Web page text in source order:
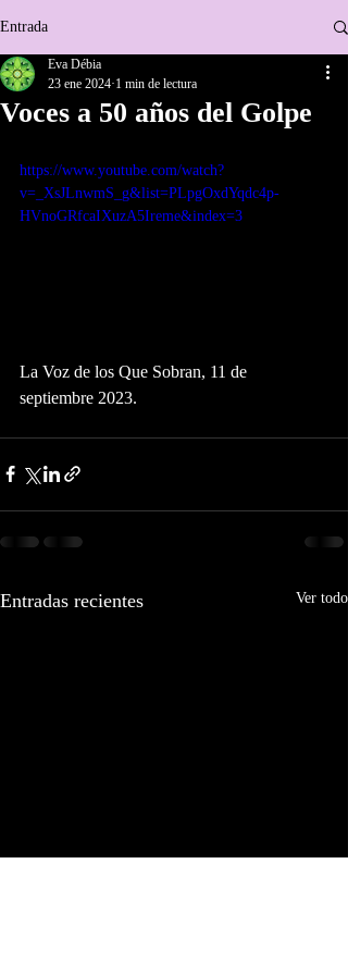
Entrada
Voces a 50 años del Golpe
Eva Débia
23 ene 2024 1 min de lectura
https://www.youtube.com/watch?
v=_XsJLnwmS_g&list=PLpgOxdYqdc4p-
HVnoGRfcaIXuzA5Ireme&index=3
La Voz de los Que Sobran, 11 de
septiembre 2023.
Entradas recientes Ver todo